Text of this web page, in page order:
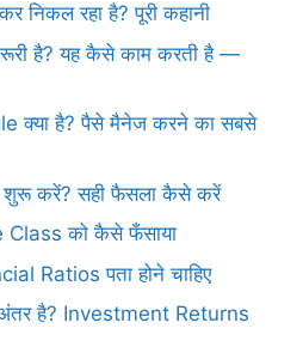
निकल रहा है? पूरी कहानी
है? यह कैसे काम करती है —
क्या है? पैसे मैनेज करने का सबसे
शुरू करें? सही फैसला कैसे करें
को कैसे फँसाया
Ratios पता होने चाहिए
है? Investment Returns